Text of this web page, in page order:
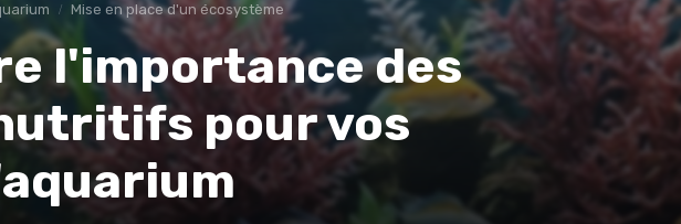
Mise en place d'un écosystème
l'importance des
pour vos